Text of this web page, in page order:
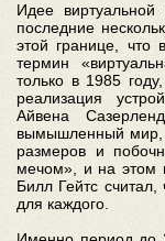
Идее
последние
этой границе,
термин
только в 1985
реализация
Айвена
вымышленный мир,
размеров и
мечом», и на этом
Билл Гейтс
для каждого.